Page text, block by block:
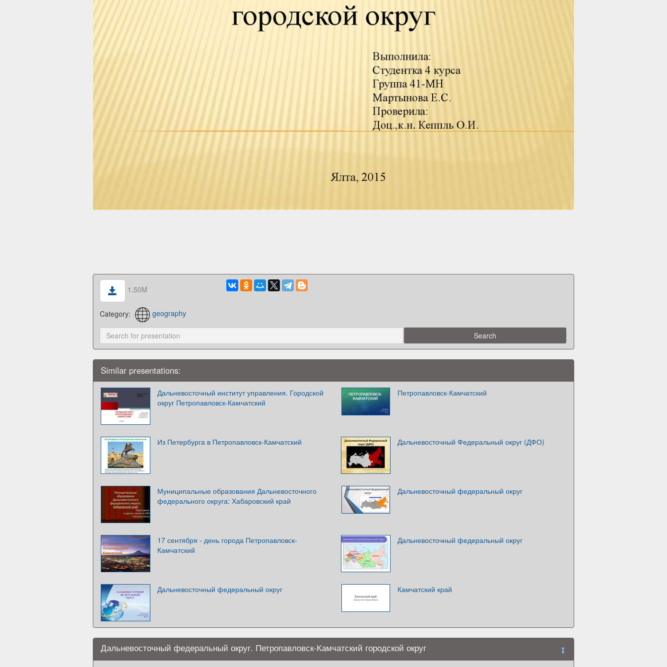
1.50M
Category: geography
Similar presentations:
Дальневосточный институт управления. Городской
округ Петропавловск-Камчатский
Петропавловск-Камчатский
Из Петербурга в Петропавловск-Камчатский Дальневосточный Федеральный округ (ДФО)
Муниципальные образования Дальневосточного
федерального округа: Хабаровский край
Дальневосточный федеральный округ
17 сентября - день города Петропавловск-
Камчатский
Дальневосточный федеральный округ
Дальневосточный федеральный округ Камчатский край
Дальневосточный федеральный округ. Петропавловск-Камчатский городской округ